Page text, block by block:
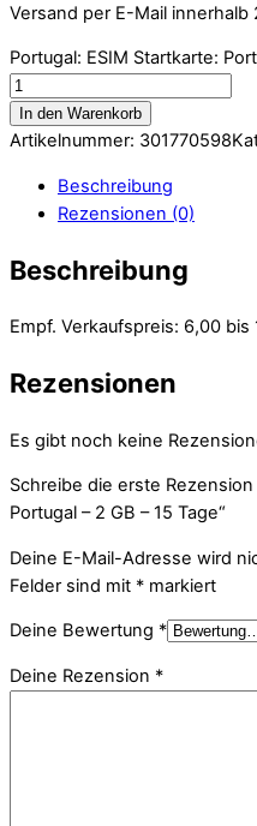
Versand per E-Mail innerhalb
Portugal: ESIM Startkarte:
In den Warenkorb
Artikelnummer: 301770598
Beschreibung
Rezensionen (0)
Beschreibung
Empf. Verkaufspreis: 6,00 bis
Rezensionen
Es gibt noch keine
Schreibe die erste Rezension
Portugal – 2 GB – 15 Tage“
Deine E-Mail-Adresse wird
Felder sind mit * markiert
Deine Bewertung *
Deine Rezension *